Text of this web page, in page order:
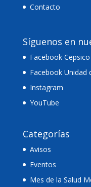
Contacto
Síguenos en
Facebook Cepsico
Facebook Unidad
Instagram
YouTube
Categorías
Avisos
Eventos
Mes de la Salud